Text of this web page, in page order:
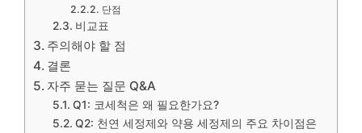
단점
비교표
주의해야 할 점
결론
자주 묻는 질문 Q&A
Q1: 코세척은 왜 필요한가요?
Q2: 천연 세정제와 약용 세정제의 주요 차이점은